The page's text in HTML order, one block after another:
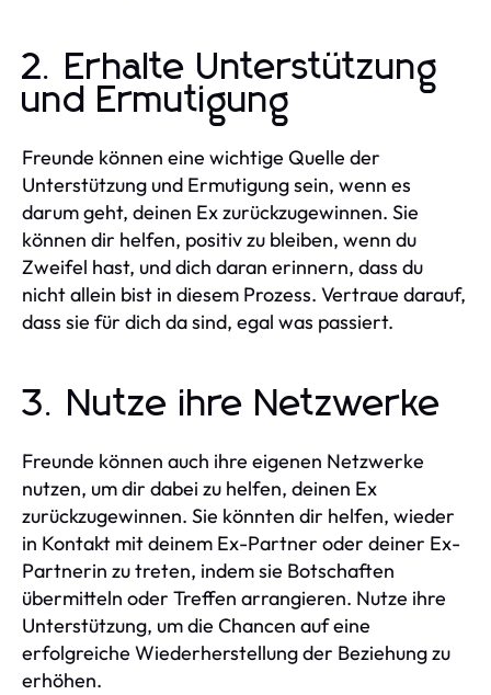
2. Erhalte Unterstützung
und Ermutigung
Freunde können eine wichtige Quelle der
Unterstützung und Ermutigung sein, wenn es
darum geht, deinen Ex zurückzugewinnen. Sie
können dir helfen, positiv zu bleiben, wenn du
Zweifel hast, und dich daran erinnern, dass du
nicht allein bist in diesem Prozess. Vertraue darauf,
dass sie für dich da sind, egal was passiert.
3. Nutze ihre Netzwerke
Freunde können auch ihre eigenen Netzwerke
nutzen, um dir dabei zu helfen, deinen Ex
zurückzugewinnen. Sie könnten dir helfen, wieder
in Kontakt mit deinem Ex-Partner oder deiner Ex-
Partnerin zu treten, indem sie Botschaften
übermitteln oder Treffen arrangieren. Nutze ihre
Unterstützung, um die Chancen auf eine
erfolgreiche Wiederherstellung der Beziehung zu
erhöhen.